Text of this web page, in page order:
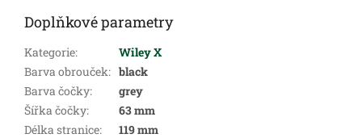
Doplňkové parametry
Kategorie:
Wiley X
Barva obrouček: black
Barva čočky:
grey
Šířka čočky:
63 mm
Délka stranice: 119 mm